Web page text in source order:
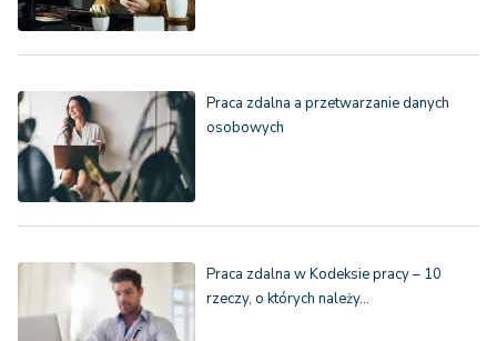
Praca zdalna a przetwarzanie danych
osobowych
Praca zdalna w Kodeksie pracy – 10
rzeczy, o których należy…